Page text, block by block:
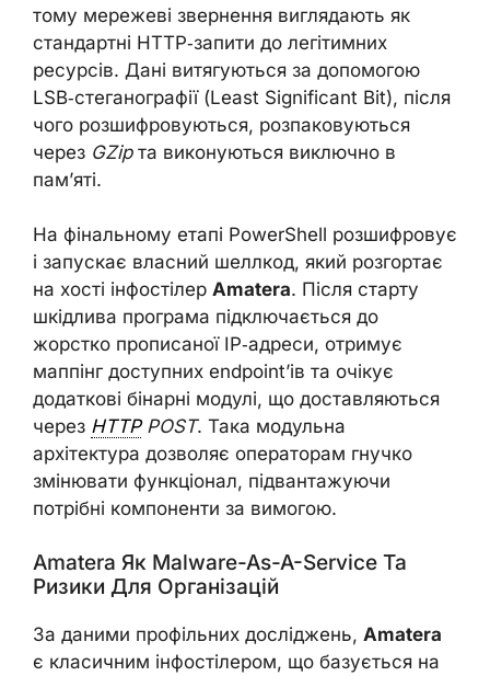
тому мережеві звернення виглядають як
стандартні HTTP‑запити до легітимних
ресурсів. Дані витягуються за допомогою
LSB‑стеганографії (Least Significant Bit), після
чого розшифровуються, розпаковуються
через GZipта виконуються виключно в
пам’яті.
На фінальному етапі PowerShell розшифровує
і запускає власний шеллкод, який розгортає
на хості інфостілер Amatera. Після старту
шкідлива програма підключається до
жорстко прописаної IP‑адреси, отримує
маппінг доступних endpoint’ів та очікує
додаткові бінарні модулі, що доставляються
через HTTPPOST. Така модульна
архітектура дозволяє операторам гнучко
змінювати функціонал, підвантажуючи
потрібні компоненти за вимогою.
Amatera Як Malware-As-A-Service Та
Ризики Для Організацій
За даними профільних досліджень, Amatera
є класичним інфостілером, що базується на